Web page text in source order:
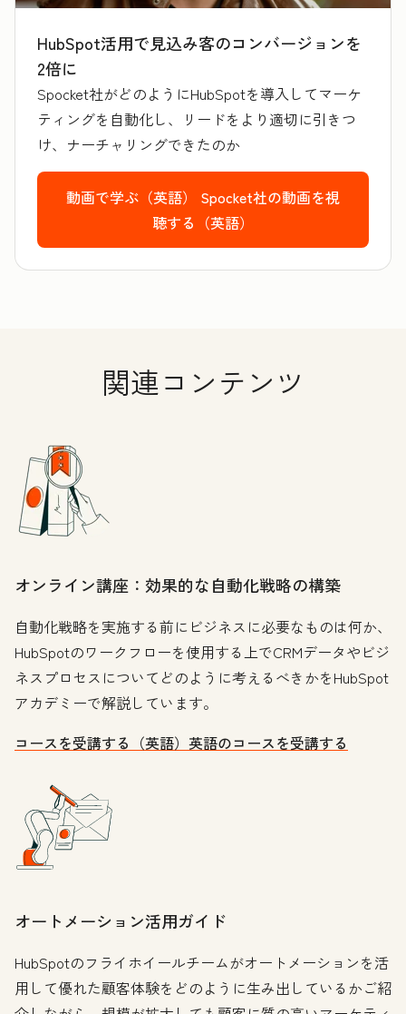
HubSpot活用で見込み客のコンバージョンを
2倍に
Spocket社がどのようにHubSpotを導入してマーケ
ティングを自動化し、リードをより適切に引きつ
け、ナーチャリングできたのか
動画で学ぶ（英語） Spocket社の動画を視
聴する（英語）
関連コンテンツ
オンライン講座：効果的な自動化戦略の構築
自動化戦略を実施する前にビジネスに必要なものは何か、
HubSpotのワークフローを使用する上でCRMデータやビジ
ネスプロセスについてどのように考えるべきかをHubSpot
アカデミーで解説しています。
コースを受講する（英語） 英語のコースを受講する
オートメーション活用ガイド
HubSpotのフライホイールチームがオートメーションを活
用して優れた顧客体験をどのように生み出しているかご紹